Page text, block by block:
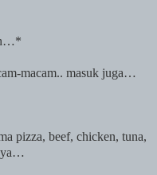
macam.. masuk juga…
pizza, beef, chicken, tuna,